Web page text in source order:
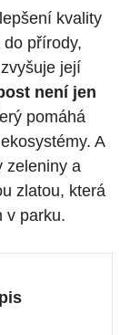
kvality
přírody,
‌její
⁣není jen
pomáhá
A
​zeleniny a‍
‌zlatou, ​která
v parku.